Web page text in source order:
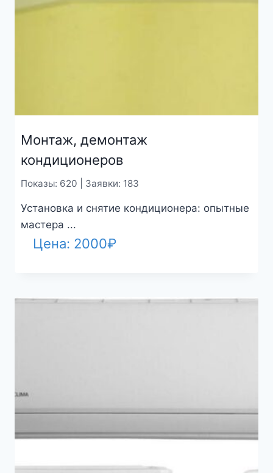
Монтаж, демонтаж
кондиционеров
Показы: 620 | Заявки: 183
Установка и снятие кондиционера: опытные
мастера ...
Цена: 2000₽